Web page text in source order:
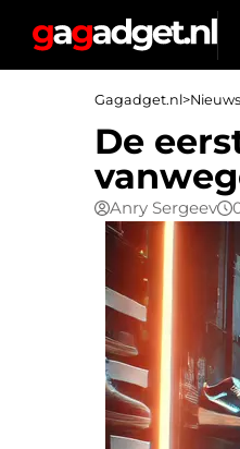
Gagadget.nl>Nieuws
De
Anry Sergeev